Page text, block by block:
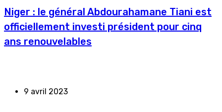
Niger : le général Abdourahamane Tiani est
officiellement investi président pour cinq
ans renouvelables
9 avril 2023